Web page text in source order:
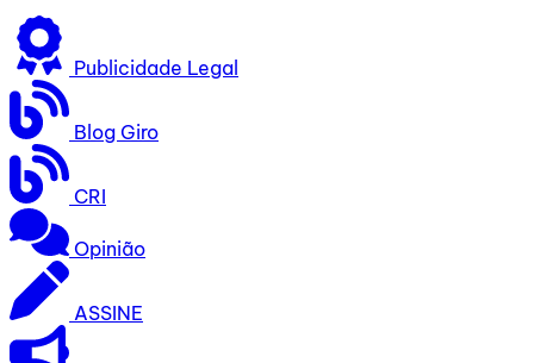
Publicidade Legal
Blog Giro
CRI
Opinião
ASSINE